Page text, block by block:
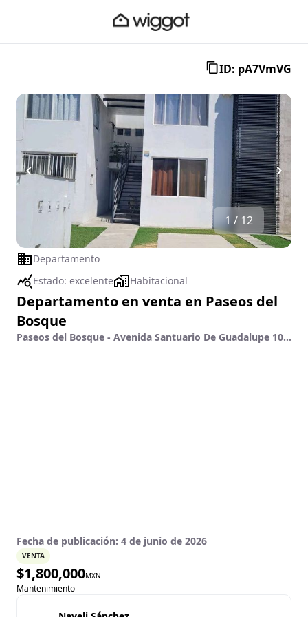
ID: pA7VmVG
1 / 12
Departamento
Estado: excelente Habitacional
Departamento en venta en Paseos del
Bosque
Paseos del Bosque - Avenida Santuario De Guadalupe 1072 , Paseos Del Bosque , El Pueblito, Querétaro
Fecha de publicación: 4 de junio de 2026
VENTA
$1,800,000MXN
Mantenimiento